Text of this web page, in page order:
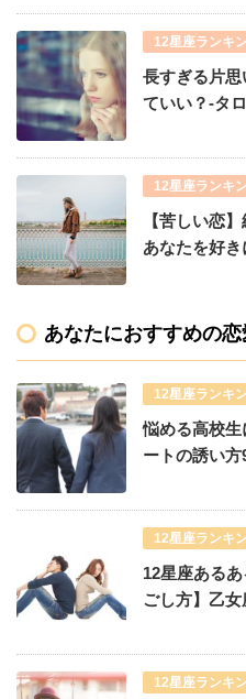
12星座ランキ
長すぎる片
ていい？-タ
12星座ランキ
【苦しい恋
あなたを好
あなたにおすすめの
12星座ランキ
悩める高校
ートの誘い方
12星座ランキ
12星座ある
ごし方】乙
12星座ランキ